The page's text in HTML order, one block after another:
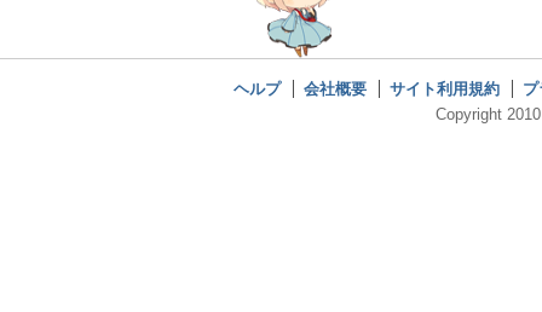
ヘルプ 会社概要 サイト利用規約
Copyright